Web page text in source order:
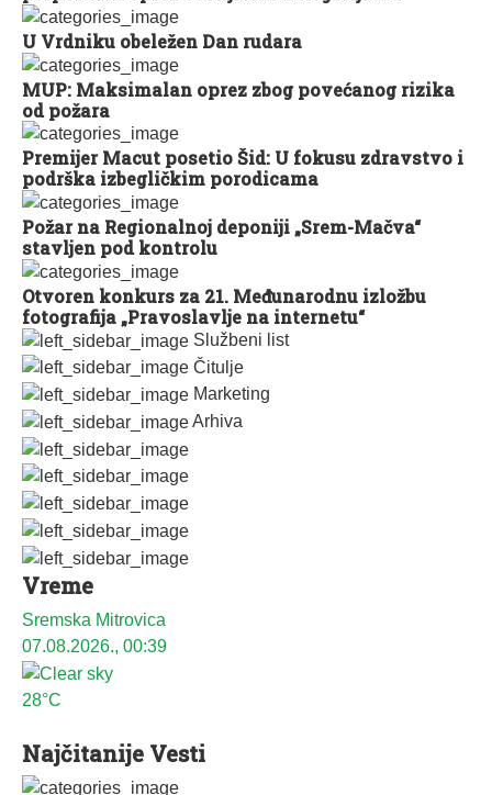
Službeni list
Čitulje
Marketing
Arhiva
Vreme
Sremska Mitrovica
07.08.2026., 00:39
28°C
U Vrdniku obeležen Dan rudara
MUP: Maksimalan oprez zbog povećanog rizika
od požara
Premijer Macut posetio Šid: U fokusu zdravstvo i
podrška izbegličkim porodicama
Požar na Regionalnoj deponiji „Srem-Mačva“
stavljen pod kontrolu
Otvoren konkurs za 21. Međunarodnu izložbu
fotografija „Pravoslavlje na internetu“
Najčitanije Vesti